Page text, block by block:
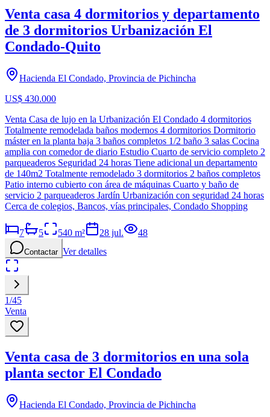
Venta casa 4 dormitorios y departamento
de 3 dormitorios Urbanización El
Condado-Quito
Hacienda El Condado, Provincia de Pichincha
US$ 430.000
Venta Casa de lujo en la Urbanización El Condado 4 dormitorios
Totalmente remodelada baños modernos 4 dormitorios Dormitorio
máster en la planta baja 3 baños completos 1/2 baño 3 salas Cocina
amplia con comedor de diario Estudio Cuarto de servicio completo 2
parqueaderos Seguridad 24 horas Tiene adicional un departamento
de 140m2 Totalmente remodelado 3 dormitorios 2 baños completos
Patio interno cubierto con área de máquinas Cuarto y baño de
servicio 2 parqueaderos Jardín Urbanización con seguridad 24 horas
Cerca de colegios, Bancos, vías principales, Condado Shopping
7 5 540 m² 28 jul. 48
Contactar Ver detalles
1/45
Venta
Venta casa de 3 dormitorios en una sola
planta sector El Condado
Hacienda El Condado, Provincia de Pichincha